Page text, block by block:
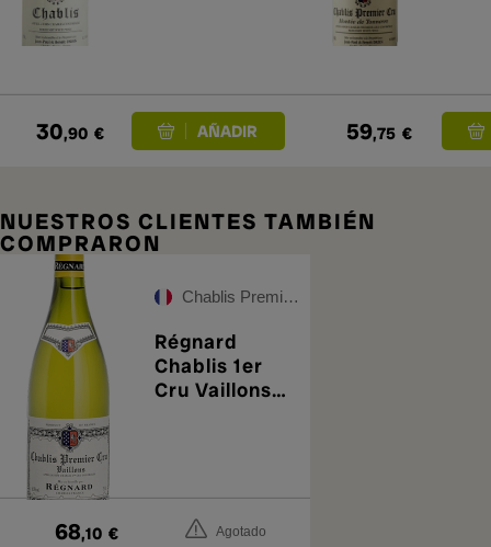
30,90 € 59,75 €
NUESTROS CLIENTES TAMBIÉN
COMPRARON
Chablis Premier Cru Vaillons
Régnard
Chablis 1er
Cru Vaillons
68,10 € Agotado